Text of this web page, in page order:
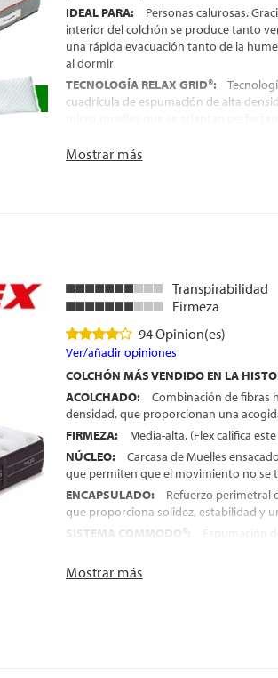
IDEAL PARA:
Personas calurosas.
interior del colchón se produce tanto
una rápida evacuación tanto de la
al dormir
TECNOLOGÍA RELAX GRID®:
cuadrícula de espumación de alta
FIRMEZA: Media-alta, la favorita del
FABRICADO EN ESPAÑA
ENVÍO, MONTAJE Y RETIRADA DEL
ALTURA: +/- 25 cm
Mostrar más
Transpirabilidad
Firmeza
94 Opinion(es)
Ver/añadir opiniones
COLCHÓN MÁS VENDIDO EN LA
ACOLCHADO:
Combinación de fibras
densidad, que proporcionan una
FIRMEZA:
Media-alta. (Flex califica
NÚCLEO:
Carcasa de Muelles
que permiten que el movimiento no se
ENCAPSULADO:
Refuerzo perimetral
que proporciona solidez, estabilidad y
SISTEMA COMMODO®:
Espumación
CONFORT SYSTEM®:
Mostrar más